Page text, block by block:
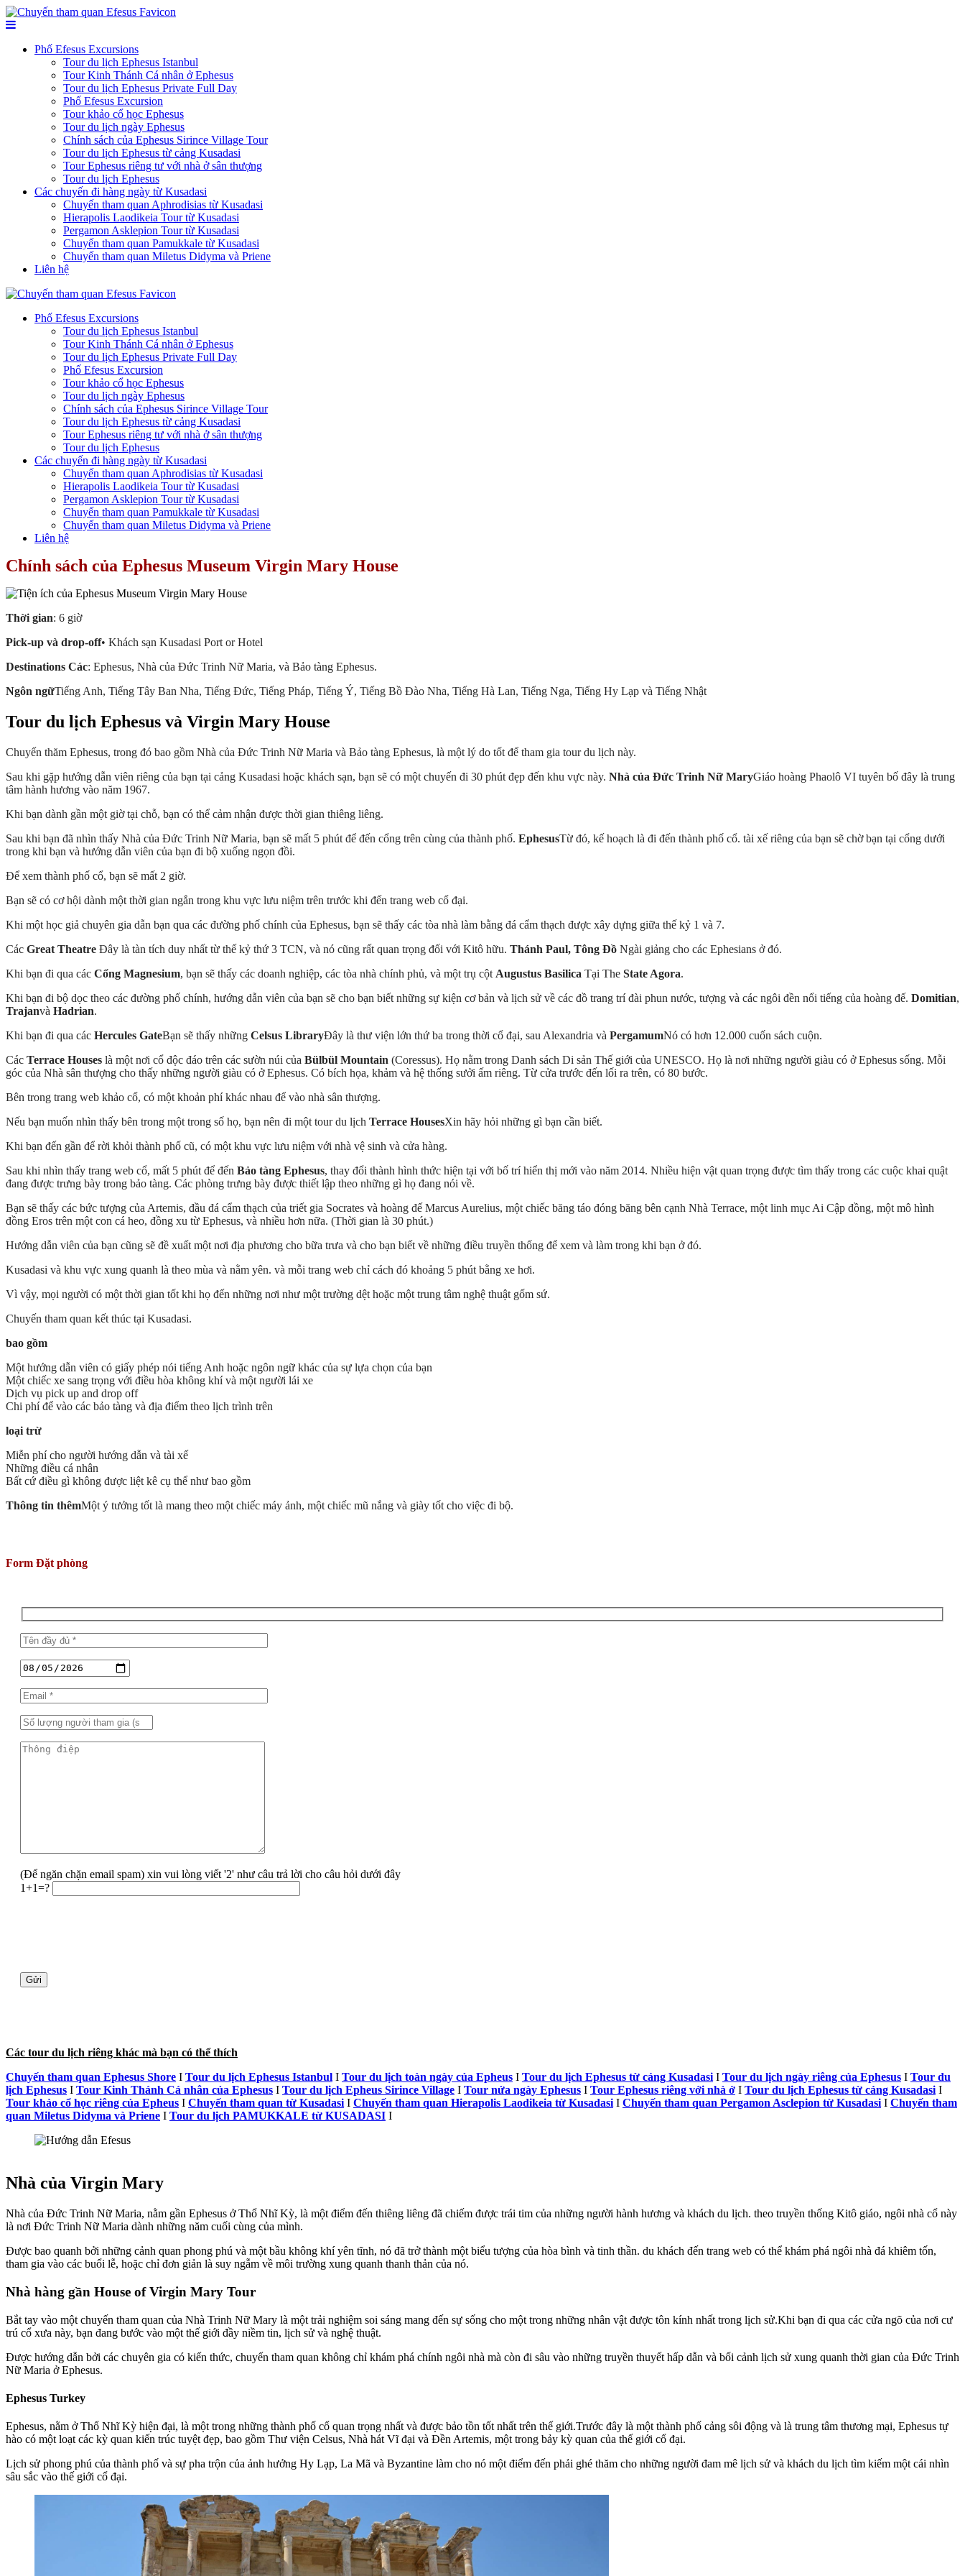
Phố Efesus Excursions
Tour du lịch Ephesus Istanbul
Tour Kinh Thánh Cá nhân ở Ephesus
Tour du lịch Ephesus Private Full Day
Phố Efesus Excursion
Tour khảo cổ học Ephesus
Tour du lịch ngày Ephesus
Chính sách của Ephesus Sirince Village Tour
Tour du lịch Ephesus từ cảng Kusadasi
Tour Ephesus riêng tư với nhà ở sân thượng
Tour du lịch Ephesus
Các chuyến đi hàng ngày từ Kusadasi
Chuyến tham quan Aphrodisias từ Kusadasi
Hierapolis Laodikeia Tour từ Kusadasi
Pergamon Asklepion Tour từ Kusadasi
Chuyến tham quan Pamukkale từ Kusadasi
Chuyến tham quan Miletus Didyma và Priene
Liên hệ
Phố Efesus Excursions
Tour du lịch Ephesus Istanbul
Tour Kinh Thánh Cá nhân ở Ephesus
Tour du lịch Ephesus Private Full Day
Phố Efesus Excursion
Tour khảo cổ học Ephesus
Tour du lịch ngày Ephesus
Chính sách của Ephesus Sirince Village Tour
Tour du lịch Ephesus từ cảng Kusadasi
Tour Ephesus riêng tư với nhà ở sân thượng
Tour du lịch Ephesus
Các chuyến đi hàng ngày từ Kusadasi
Chuyến tham quan Aphrodisias từ Kusadasi
Hierapolis Laodikeia Tour từ Kusadasi
Pergamon Asklepion Tour từ Kusadasi
Chuyến tham quan Pamukkale từ Kusadasi
Chuyến tham quan Miletus Didyma và Priene
Liên hệ
Chính sách của Ephesus Museum Virgin Mary House
Thời gian: 6 giờ
Pick-up và drop-off• Khách sạn Kusadasi Port or Hotel
Destinations Các: Ephesus, Nhà của Đức Trinh Nữ Maria, và Bảo tàng Ephesus.
Ngôn ngữTiếng Anh, Tiếng Tây Ban Nha, Tiếng Đức, Tiếng Pháp, Tiếng Ý, Tiếng Bồ Đào Nha, Tiếng Hà Lan, Tiếng Nga, Tiếng Hy Lạp và Tiếng Nhật
Tour du lịch Ephesus và Virgin Mary House
Chuyến thăm Ephesus, trong đó bao gồm Nhà của Đức Trinh Nữ Maria và Bảo tàng Ephesus, là một lý do tốt để tham gia tour du lịch này.
Sau khi gặp hướng dẫn viên riêng của bạn tại cảng Kusadasi hoặc khách sạn, bạn sẽ có một chuyến đi 30 phút đẹp đến khu vực này. Nhà của Đức Trinh Nữ MaryGiáo hoàng Phaolô VI tuyên bố đây là trung
tâm hành hương vào năm 1967.
Khi bạn dành gần một giờ tại chỗ, bạn có thể cảm nhận được thời gian thiêng liêng.
Sau khi bạn đã nhìn thấy Nhà của Đức Trinh Nữ Maria, bạn sẽ mất 5 phút để đến cổng trên cùng của thành phố. EphesusTừ đó, kế hoạch là đi đến thành phố cổ. tài xế riêng của bạn sẽ chờ bạn tại cổng dưới
trong khi bạn và hướng dẫn viên của bạn đi bộ xuống ngọn đồi.
Để xem thành phố cổ, bạn sẽ mất 2 giờ.
Bạn sẽ có cơ hội dành một thời gian ngắn trong khu vực lưu niệm trên trước khi đến trang web cổ đại.
Khi một học giả chuyên gia dẫn bạn qua các đường phố chính của Ephesus, bạn sẽ thấy các tòa nhà làm bằng đá cẩm thạch được xây dựng giữa thế kỷ 1 và 7.
Các Great Theatre Đây là tàn tích duy nhất từ thế kỷ thứ 3 TCN, và nó cũng rất quan trọng đối với Kitô hữu. Thánh Paul, Tông Đồ Ngài giảng cho các Ephesians ở đó.
Khi bạn đi qua các Cổng Magnesium, bạn sẽ thấy các doanh nghiệp, các tòa nhà chính phủ, và một trụ cột Augustus Basilica Tại The State Agora.
Khi bạn đi bộ dọc theo các đường phố chính, hướng dẫn viên của bạn sẽ cho bạn biết những sự kiện cơ bản và lịch sử về các đồ trang trí đài phun nước, tượng và các ngôi đền nổi tiếng của hoàng đế. Domitian,
Trajanvà Hadrian.
Khi bạn đi qua các Hercules GateBạn sẽ thấy những Celsus LibraryĐây là thư viện lớn thứ ba trong thời cổ đại, sau Alexandria và PergamumNó có hơn 12.000 cuốn sách cuộn.
Các Terrace Houses là một nơi cổ độc đáo trên các sườn núi của Bülbül Mountain (Coressus). Họ nằm trong Danh sách Di sản Thế giới của UNESCO. Họ là nơi những người giàu có ở Ephesus sống. Mỗi
góc của Nhà sân thượng cho thấy những người giàu có ở Ephesus. Có bích họa, khảm và hệ thống sưởi ấm riêng. Từ cửa trước đến lối ra trên, có 80 bước.
Bên trong trang web khảo cổ, có một khoản phí khác nhau để vào nhà sân thượng.
Nếu bạn muốn nhìn thấy bên trong một trong số họ, bạn nên đi một tour du lịch Terrace HousesXin hãy hỏi những gì bạn cần biết.
Khi bạn đến gần để rời khỏi thành phố cũ, có một khu vực lưu niệm với nhà vệ sinh và cửa hàng.
Sau khi nhìn thấy trang web cổ, mất 5 phút để đến Bảo tàng Ephesus, thay đổi thành hình thức hiện tại với bố trí hiển thị mới vào năm 2014. Nhiều hiện vật quan trọng được tìm thấy trong các cuộc khai quật
đang được trưng bày trong bảo tàng. Các phòng trưng bày được thiết lập theo những gì họ đang nói về.
Bạn sẽ thấy các bức tượng của Artemis, đầu đá cẩm thạch của triết gia Socrates và hoàng đế Marcus Aurelius, một chiếc băng táo đóng băng bên cạnh Nhà Terrace, một linh mục Ai Cập đồng, một mô hình
đồng Eros trên một con cá heo, đồng xu từ Ephesus, và nhiều hơn nữa. (Thời gian là 30 phút.)
Hướng dẫn viên của bạn cũng sẽ đề xuất một nơi địa phương cho bữa trưa và cho bạn biết về những điều truyền thống để xem và làm trong khi bạn ở đó.
Kusadasi và khu vực xung quanh là theo mùa và nằm yên. và mỗi trang web chỉ cách đó khoảng 5 phút bằng xe hơi.
Vì vậy, mọi người có một thời gian tốt khi họ đến những nơi như một trường dệt hoặc một trung tâm nghệ thuật gốm sứ.
Chuyến tham quan kết thúc tại Kusadasi.
bao gồm
Một hướng dẫn viên có giấy phép nói tiếng Anh hoặc ngôn ngữ khác của sự lựa chọn của bạn
Một chiếc xe sang trọng với điều hòa không khí và một người lái xe
Dịch vụ pick up and drop off
Chi phí để vào các bảo tàng và địa điểm theo lịch trình trên
loại trừ
Miễn phí cho người hướng dẫn và tài xế
Những điều cá nhân
Bất cứ điều gì không được liệt kê cụ thể như bao gồm
Thông tin thêmMột ý tưởng tốt là mang theo một chiếc máy ảnh, một chiếc mũ nắng và giày tốt cho việc đi bộ.
Form Đặt phòng
(Để ngăn chặn email spam) xin vui lòng viết '2' như câu trả lời cho câu hỏi dưới đây
1+1=?
Các tour du lịch riêng khác mà bạn có thể thích
Chuyến tham quan Ephesus Shore I Tour du lịch Ephesus Istanbul I Tour du lịch toàn ngày của Epheus I Tour du lịch Ephesus từ cảng Kusadasi I Tour du lịch ngày riêng của Ephesus I Tour du
lịch Ephesus I Tour Kinh Thánh Cá nhân của Ephesus I Tour du lịch Epheus Sirince Village I Tour nửa ngày Ephesus I Tour Ephesus riêng với nhà ở I Tour du lịch Ephesus từ cảng Kusadasi I
Tour khảo cổ học riêng của Epheus I Chuyến tham quan từ Kusadasi I Chuyến tham quan Hierapolis Laodikeia từ Kusadasi I Chuyến tham quan Pergamon Asclepion từ Kusadasi I Chuyến tham
quan Miletus Didyma và Priene I Tour du lịch PAMUKKALE từ KUSADASI I
Nhà của Virgin Mary
Nhà của Đức Trinh Nữ Maria, nằm gần Ephesus ở Thổ Nhĩ Kỳ, là một điểm đến thiêng liêng đã chiếm được trái tim của những người hành hương và khách du lịch. theo truyền thống Kitô giáo, ngôi nhà cổ này
là nơi Đức Trinh Nữ Maria dành những năm cuối cùng của mình.
Được bao quanh bởi những cảnh quan phong phú và một bầu không khí yên tĩnh, nó đã trở thành một biểu tượng của hòa bình và tinh thần. du khách đến trang web có thể khám phá ngôi nhà đá khiêm tốn,
tham gia vào các buổi lễ, hoặc chỉ đơn giản là suy ngẫm về môi trường xung quanh thanh thản của nó.
Nhà hàng gần House of Virgin Mary Tour
Bắt tay vào một chuyến tham quan của Nhà Trinh Nữ Mary là một trải nghiệm soi sáng mang đến sự sống cho một trong những nhân vật được tôn kính nhất trong lịch sử.Khi bạn đi qua các cửa ngõ của nơi cư
trú cổ xưa này, bạn đang bước vào một thế giới đầy niềm tin, lịch sử và nghệ thuật.
Được hướng dẫn bởi các chuyên gia có kiến thức, chuyến tham quan không chỉ khám phá chính ngôi nhà mà còn đi sâu vào những truyền thuyết hấp dẫn và bối cảnh lịch sử xung quanh thời gian của Đức Trinh
Nữ Maria ở Ephesus.
Ephesus Turkey
Ephesus, nằm ở Thổ Nhĩ Kỳ hiện đại, là một trong những thành phố cổ quan trọng nhất và được bảo tồn tốt nhất trên thế giới.Trước đây là một thành phố cảng sôi động và là trung tâm thương mại, Ephesus tự
hào có một loạt các kỳ quan kiến trúc tuyệt đẹp, bao gồm Thư viện Celsus, Nhà hát Vĩ đại và Đền Artemis, một trong bảy kỳ quan của thế giới cổ đại.
Lịch sử phong phú của thành phố và sự pha trộn của ảnh hưởng Hy Lạp, La Mã và Byzantine làm cho nó một điểm đến phải ghé thăm cho những người đam mê lịch sử và khách du lịch tìm kiếm một cái nhìn
sâu sắc vào thế giới cổ đại.